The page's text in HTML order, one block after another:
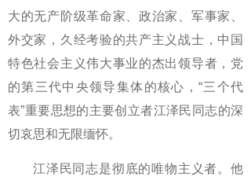
大的无产阶级革命家、政治家、军事家、
外交家，久经考验的共产主义战士，中国
特色社会主义伟大事业的杰出领导者，党
的第三代中央领导集体的核心，“三个代
表”重要思想的主要创立者江泽民同志的深
切哀思和无限缅怀。
江泽民同志是彻底的唯物主义者。他